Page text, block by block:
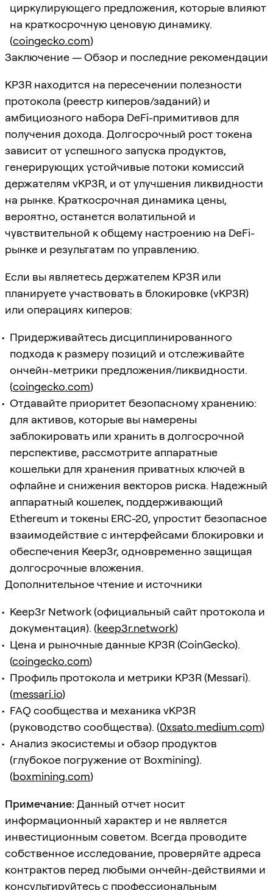
циркулирующего предложения, которые влияют
на краткосрочную ценовую динамику.
(coingecko.com)
Заключение — Обзор и последние рекомендации
KP3R находится на пересечении полезности
протокола (реестр киперов/заданий) и
амбициозного набора DeFi-примитивов для
получения дохода. Долгосрочный рост токена
зависит от успешного запуска продуктов,
генерирующих устойчивые потоки комиссий
держателям vKP3R, и от улучшения ликвидности
на рынке. Краткосрочная динамика цены,
вероятно, останется волатильной и
чувствительной к общему настроению на DeFi-
рынке и результатам по управлению.
Если вы являетесь держателем KP3R или
планируете участвовать в блокировке (vKP3R)
или операциях киперов:
Придерживайтесь дисциплинированного
подхода к размеру позиций и отслеживайте
ончейн-метрики предложения/ликвидности.
(coingecko.com)
Отдавайте приоритет безопасному хранению:
для активов, которые вы намерены
заблокировать или хранить в долгосрочной
перспективе, рассмотрите аппаратные
кошельки для хранения приватных ключей в
офлайне и снижения векторов риска. Надежный
аппаратный кошелек, поддерживающий
Ethereum и токены ERC-20, упростит безопасное
взаимодействие с интерфейсами блокировки и
обеспечения Keep3r, одновременно защищая
долгосрочные вложения.
Дополнительное чтение и источники
Keep3r Network (официальный сайт протокола и
документация). (keep3r.network)
Цена и рыночные данные KP3R (CoinGecko).
(coingecko.com)
Профиль протокола и метрики KP3R (Messari).
(messari.io)
FAQ сообщества и механика vKP3R
(руководство сообщества). (0xsato.medium.com)
Анализ экосистемы и обзор продуктов
(глубокое погружение от Boxmining).
(boxmining.com)
Примечание: Данный отчет носит
информационный характер и не является
инвестиционным советом. Всегда проводите
собственное исследование, проверяйте адреса
контрактов перед любыми ончейн-действиями и
консультируйтесь с профессиональным